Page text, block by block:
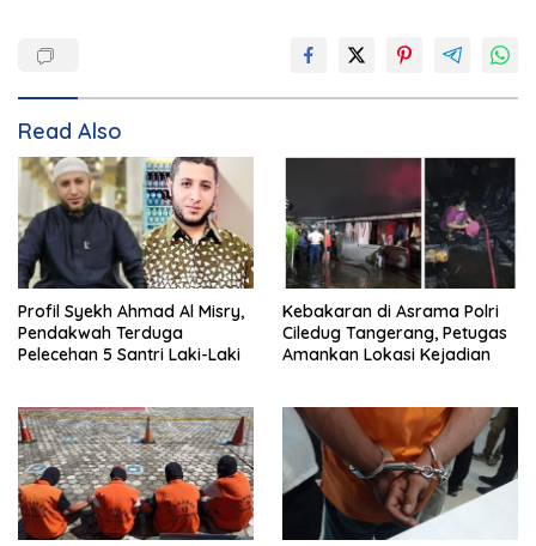
Read Also
Profil Syekh Ahmad Al Misry,
Pendakwah Terduga
Pelecehan 5 Santri Laki-Laki
Kebakaran di Asrama Polri
Ciledug Tangerang, Petugas
Amankan Lokasi Kejadian